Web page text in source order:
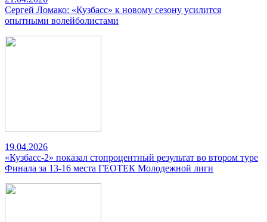
Сергей Ломако: «Кузбасс» к новому сезону усилится
опытными волейболистами
19.04.2026
«Кузбасс-2» показал стопроцентный результат во втором туре
Финала за 13-16 места ГЕОТЕК Молодежной лиги